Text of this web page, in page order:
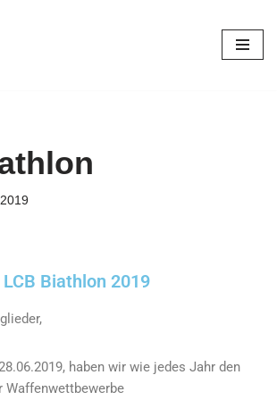
LCB Biathlon 2019
haben wir wie jedes Jahr den